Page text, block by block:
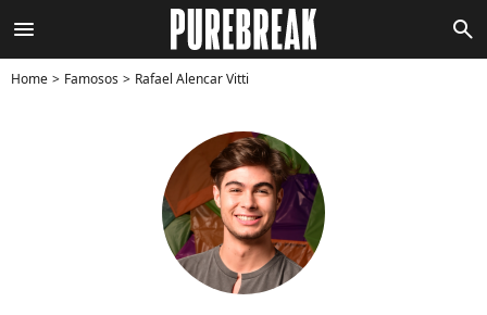
menu search
Home Famosos Rafael Alencar Vitti